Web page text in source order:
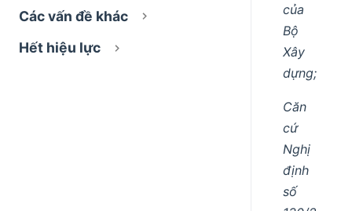
Các vấn đề khác
Hết hiệu lực
của
Bộ
Xây
dựng;
Căn
cứ
Nghị
định
số